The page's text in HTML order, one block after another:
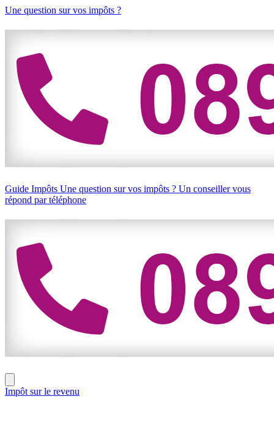
Une question sur vos impôts ?
Guide Impôts Une question sur vos impôts ? Un conseiller vous
répond par téléphone
Impôt sur le revenu